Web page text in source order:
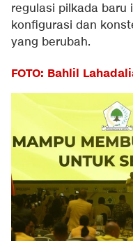
regulasi pilkada baru
konfigurasi dan
yang berubah.
FOTO: Bahlil